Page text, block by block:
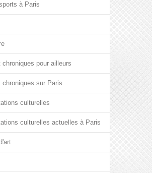
à Paris
chroniques pour ailleurs
chroniques sur Paris
culturelles
culturelles actuelles à Paris